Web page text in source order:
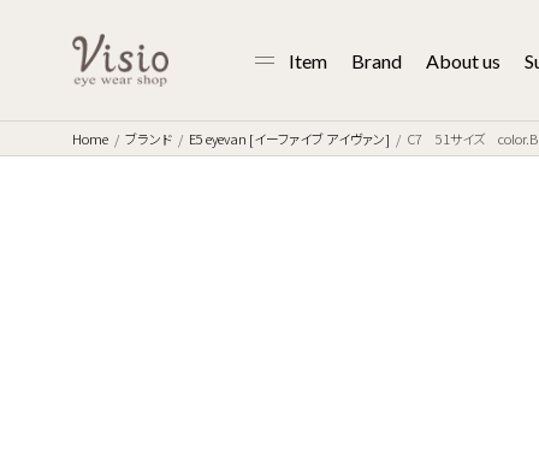
Item Brand About us
Home ブランド E5 eyevan [イーファイブ アイヴァン] C7 51サイズ